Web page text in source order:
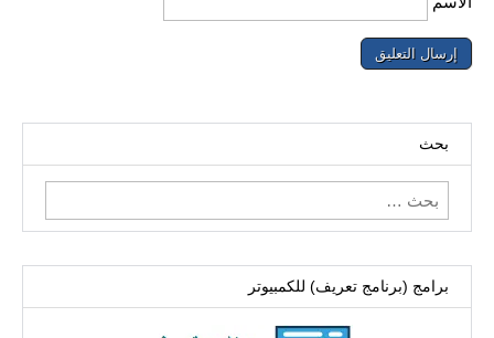
بحث
البحث
عن:
برامج (برنامج تعريف) للكمبيوتر